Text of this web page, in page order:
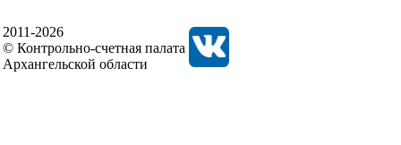
2011-2026
© Контрольно-счетная палата
Архангельской области